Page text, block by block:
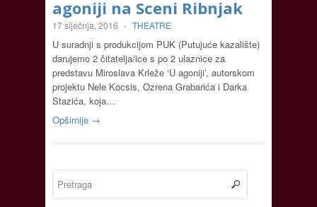
agoniji na Sceni Ribnjak
17 siječnja, 2016 - THEATRE
U suradnji s produkcijom PUK (Putujuće kazalište)
darujemo 2 čitatelja/ice s po 2 ulaznice za
predstavu Miroslava Krleže ‘U agoniji’, autorskom
projektu Nele Kocsis, Ozrena Grabarića i Darka
Stazića, koja…
Opširnije →